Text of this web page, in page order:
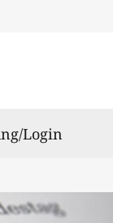
Login